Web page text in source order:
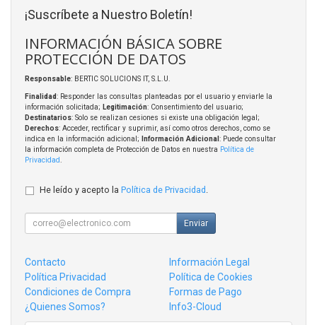
¡Suscríbete a Nuestro Boletín!
INFORMACIÓN BÁSICA SOBRE
PROTECCIÓN DE DATOS
Responsable: BERTIC SOLUCIONS IT, S.L.U.
Finalidad: Responder las consultas planteadas por el usuario y enviarle la
información solicitada; Legitimación: Consentimiento del usuario;
Destinatarios: Solo se realizan cesiones si existe una obligación legal;
Derechos: Acceder, rectificar y suprimir, así como otros derechos, como se
indica en la información adicional;
Información Adicional : Puede consultar
la información completa de Protección de Datos en nuestra Política de
Privacidad
He leído y acepto la Política de Privacidad
Enviar
Contacto
Información Legal
Política Privacidad
Política de Cookies
Condiciones de Compra
Formas de Pago
¿Quienes Somos?
Info3-Cloud